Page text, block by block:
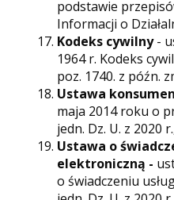
podstawie
Informacji o
Kodeks cywilny-
1964 r. Kodeks
poz. 1740. z późn.
Ustawa
maja 2014 roku o
jedn. Dz. U. z 2020
Ustawa o
elektroniczną -
o świadczeniu